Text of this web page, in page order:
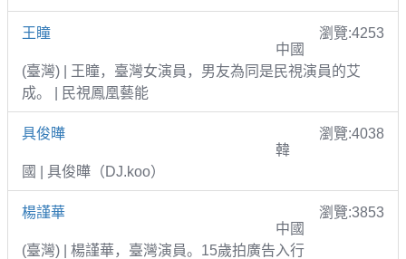
王瞳
瀏覽:4253
中國
(臺灣) | 王瞳，臺灣女演員，男友為同是民視演員的艾
成。 | 民視鳳凰藝能
具俊曄
瀏覽:4038
韓
國 | 具俊曄（DJ.koo）
楊謹華
瀏覽:3853
中國
(臺灣) | 楊謹華，臺灣演員。15歲拍廣告入行